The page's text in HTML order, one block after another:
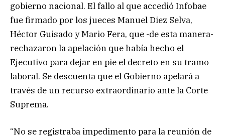
gobierno nacional. El fallo al que accedió Infobae
fue firmado por los jueces Manuel Diez Selva,
Héctor Guisado y Mario Fera, que -de esta manera-
rechazaron la apelación que había hecho el
Ejecutivo para dejar en pie el decreto en su tramo
laboral. Se descuenta que el Gobierno apelará a
través de un recurso extraordinario ante la Corte
Suprema.
“No se registraba impedimento para la reunión de